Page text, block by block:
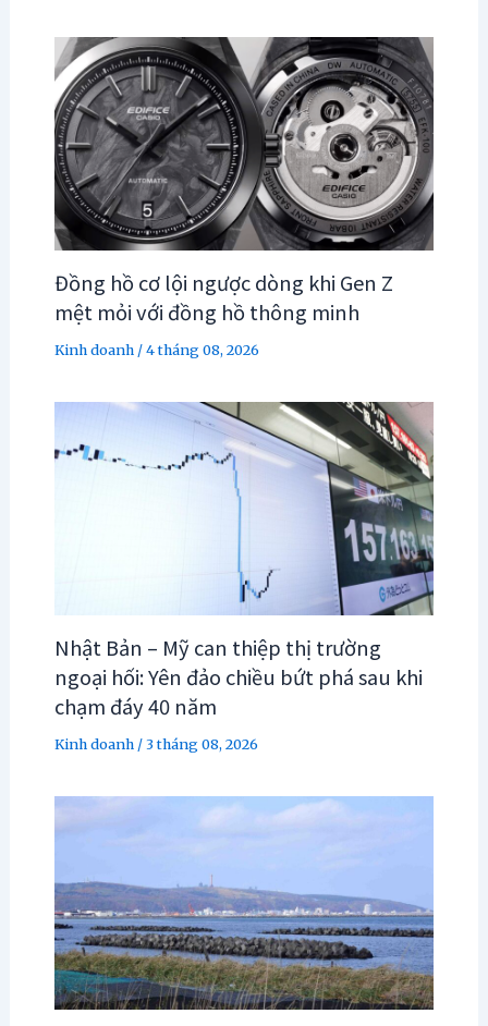
Đồng hồ cơ lội ngược dòng khi Gen Z
mệt mỏi với đồng hồ thông minh
Kinh doanh/4 tháng 08, 2026
Nhật Bản – Mỹ can thiệp thị trường
ngoại hối: Yên đảo chiều bứt phá sau khi
chạm đáy 40 năm
Kinh doanh/3 tháng 08, 2026